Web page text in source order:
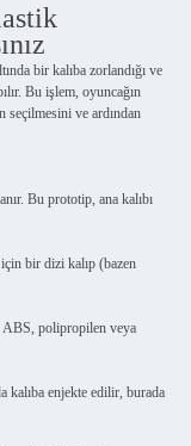
bir kalıba zorlandığı ve
Bu işlem, oyuncağın
seçilmesini ve ardından
Bu prototip, ana kalıbı
için bir dizi kalıp (bazen
ABS, polipropilen veya
kalıba enjekte edilir, burada